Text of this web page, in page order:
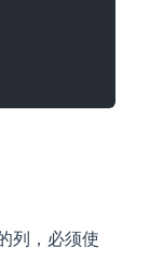
列，必须使